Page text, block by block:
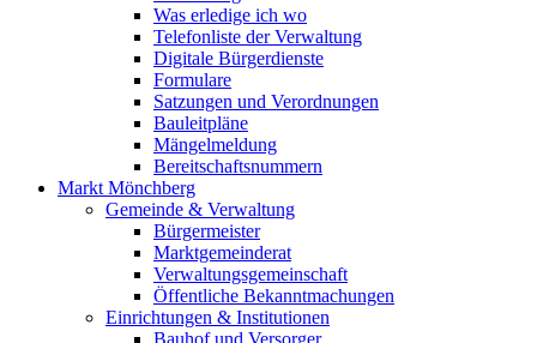
Was erledige ich wo
Telefonliste der Verwaltung
Digitale Bürgerdienste
Formulare
Satzungen und Verordnungen
Bauleitpläne
Mängelmeldung
Bereitschaftsnummern
Markt Mönchberg
Gemeinde & Verwaltung
Bürgermeister
Marktgemeinderat
Verwaltungsgemeinschaft
Öffentliche Bekanntmachungen
Einrichtungen & Institutionen
Bauhof und Versorger